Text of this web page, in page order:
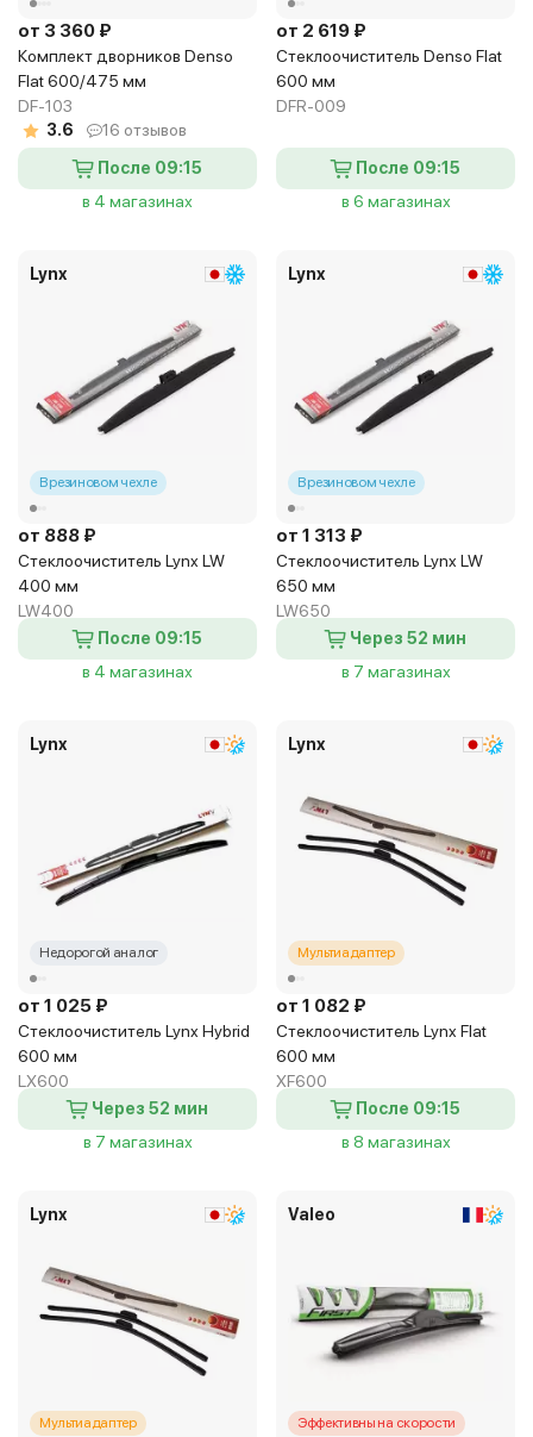
от 3 360 ₽
Комплект дворников Denso
Flat 600/475 мм
DF-103
3.6
16 отзывов
После 09:15
в 4 магазинах
от 2 619 ₽
Стеклоочиститель Denso Flat
600 мм
DFR-009
После 09:15
в 6 магазинах
Lynx
В резиновом чехле
от 888 ₽
Стеклоочиститель Lynx LW
400 мм
LW400
После 09:15
в 4 магазинах
Lynx
В резиновом чехле
от 1 313 ₽
Стеклоочиститель Lynx LW
650 мм
LW650
Через 52 мин
в 7 магазинах
Lynx
Недорогой аналог
от 1 025 ₽
Стеклоочиститель Lynx Hybrid
600 мм
LX600
Через 52 мин
в 7 магазинах
Lynx
Мультиадаптер
от 1 082 ₽
Стеклоочиститель Lynx Flat
600 мм
XF600
После 09:15
в 8 магазинах
Lynx
Мультиадаптер
Valeo
Эффективны на скорости